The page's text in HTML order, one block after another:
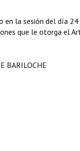
la sesión del día
que le otorga el
BARILOCHE